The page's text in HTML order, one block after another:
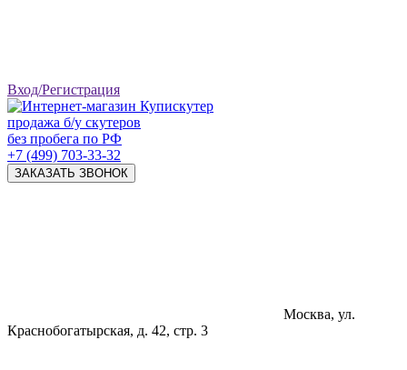
Вход/Регистрация
продажа б/у скутеров
без пробега по РФ
+7 (499) 703-33-32
ЗАКАЗАТЬ ЗВОНОК
Москва, ул.
Краснобогатырская, д. 42, стр. 3